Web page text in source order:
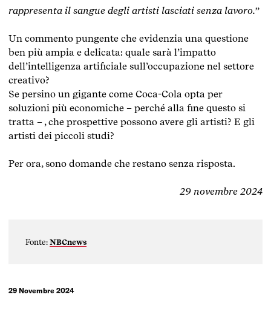
rappresenta il sangue degli artisti lasciati senza lavoro.”
Un commento pungente che evidenzia una questione
ben più ampia e delicata: quale sarà l’impatto
dell’intelligenza artificiale sull’occupazione nel settore
creativo?
Se persino un gigante come Coca-Cola opta per
soluzioni più economiche – perché alla fine questo si
tratta – , che prospettive possono avere gli artisti? E gli
artisti dei piccoli studi?
Per ora, sono domande che restano senza risposta.
29 novembre 2024
Fonte:NBCnews
29 Novembre 2024